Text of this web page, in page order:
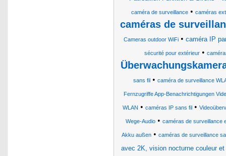
caméra de surveillance• caméras
caméras de
Cameras outdoor WiFi• caméra IP
sécurité pour extérieur •
sans fil • caméra de surveillance
Fernzugriffe App-Benachrichtigungen
WLAN • caméras IP sans fil •
Wege-Audio • caméras de surveillance
Akku außen• caméras de surveillance
avec 2K, vision nocturne couleur